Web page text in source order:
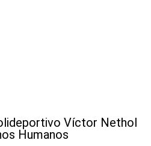
Víctor Nethol
Humanos